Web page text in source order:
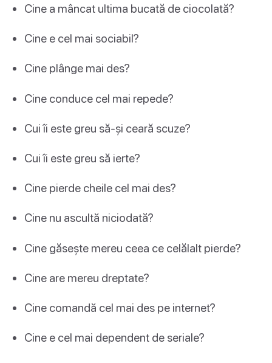
Cine a mâncat ultima bucată de ciocolată?
Cine e cel mai sociabil?
Cine plânge mai des?
Cine conduce cel mai repede?
Cui îi este greu să-și ceară scuze?
Cui îi este greu să ierte?
Cine pierde cheile cel mai des?
Cine nu ascultă niciodată?
Cine găsește mereu ceea ce celălalt pierde?
Cine are mereu dreptate?
Cine comandă cel mai des pe internet?
Cine e cel mai dependent de seriale?